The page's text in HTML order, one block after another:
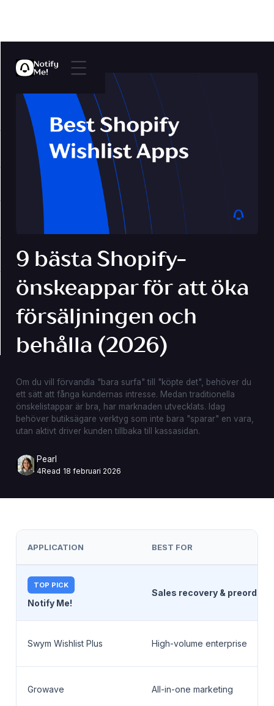
9 bästa Shopify-
önskeappar för att öka
försäljningen och
behålla (2026)
Om du vill förvandla "bara surfa" till "köpte det", behöver du
ett sätt att fånga kundernas intresse. Medan traditionella
önskelistappar är bra, har marknaden utvecklats. Idag
behöver butiksägare verktyg som inte bara "sparar" en vara,
utan aktivt driver kunden tillbaka till kassasidan.
Pearl
4Read 18 februari 2026
APPLICATION BEST FOR
TOP PICK
Notify Me!
Sales recovery & preorder
Swym Wishlist Plus High-volume enterprise
Growave All-in-one marketing